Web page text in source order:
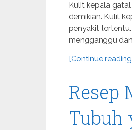
Kulit kepala
demikian. Kulit
penyakit
mengganggu
[Continue
Resep
Tubuh